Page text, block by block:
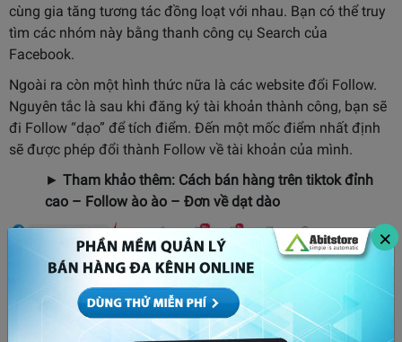
cùng gia tăng tương tác đồng loạt với nhau. Bạn có thể truy
tìm các nhóm này bằng thanh công cụ Search của
Facebook.
Ngoài ra còn một hình thức nữa là các website đổi Follow.
Nguyên tắc là sau khi đăng ký tài khoản thành công, bạn sẽ
đi Follow “dạo” để tích điểm. Đến một mốc điểm nhất định
sẽ được phép đổi thành Follow về tài khoản của mình.
► Tham khảo thêm: Cách bán hàng trên tiktok đỉnh
cao – Follow ào ào – Đơn về dạt dào
×